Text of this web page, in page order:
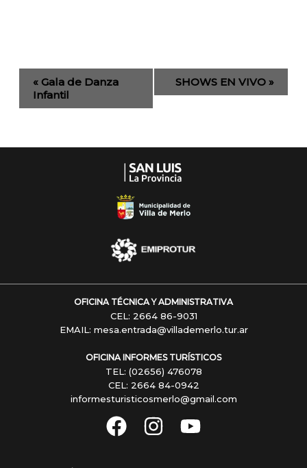
Evento
Navegación
« Gala de Danza
Infantil
SHOWS EN VIVO »
OFICINA TÉCNICA Y ADMINISTRATIVA
CEL: 2664 86-9031
EMAIL: mesa.entrada@villademerlo.tur.ar
OFICINA INFORMES TURÍSTICOS
TEL: (02656) 476078
CEL: 2664 84-0942
informesturisticosmerlo@gmail.com